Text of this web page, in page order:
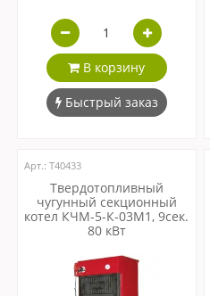
В корзину
Быстрый заказ
Арт.: Т40433
Твердотопливный
чугунный секционный
котел КЧМ-5-К-03М1, 9сек.
80 кВт